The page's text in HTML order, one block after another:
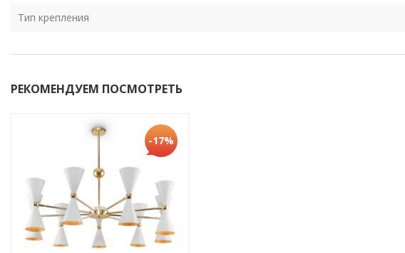
Тип крепления
РЕКОМЕНДУЕМ ПОСМОТРЕТЬ
-17%